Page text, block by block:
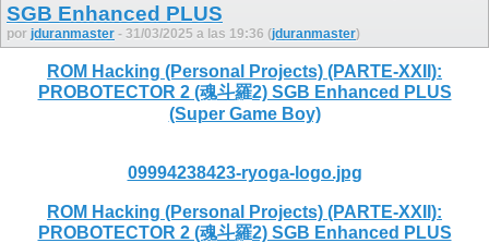
SGB Enhanced PLUS
por jduranmaster - 31/03/2025 a las 19:36 (jduranmaster)
ROM Hacking (Personal Projects) (PARTE-XXII):
PROBOTECTOR 2 (魂斗羅2) SGB Enhanced PLUS
(Super Game Boy)
09994238423-ryoga-logo.jpg
ROM Hacking (Personal Projects) (PARTE-XXII):
PROBOTECTOR 2 (魂斗羅2) SGB Enhanced PLUS